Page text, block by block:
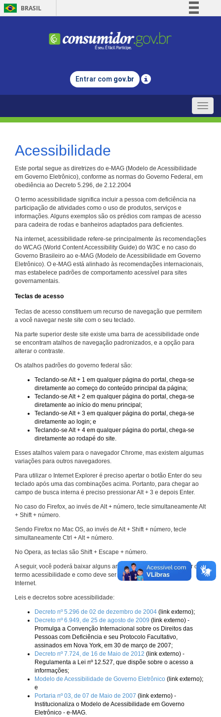
BRASIL
Comunica BR
Legislação
Entrar com gov.br
Toggle
Acessibilidade
Este portal segue as diretrizes do e-MAG (Modelo de Acessibilidade
em Governo Eletrônico), conforme as normas do Governo Federal, em
obediência ao Decreto 5.296, de 2.12.2004
O termo acessibilidade significa incluir a pessoa com deficiência na
participação de atividades como o uso de produtos, serviços e
informações. Alguns exemplos são os prédios com rampas de acesso
para cadeira de rodas e banheiros adaptados para deficientes.
Na internet, acessibilidade refere-se principalmente às recomendações
do WCAG (World Content Accessibility Guide) do W3C e no caso do
Governo Brasileiro ao e-MAG (Modelo de Acessibilidade em Governo
Eletrônico). O e-MAG está alinhado às recomendações internacionais,
mas estabelece padrões de comportamento acessível para sites
governamentais.
Teclas de acesso
Teclas de acesso constituem um recurso de navegação que permitem
a você navegar neste site com o seu teclado.
Na parte superior deste site existe uma barra de acessibilidade onde
se encontram atalhos de navegação padronizados, e a opção para
alterar o contraste.
Os atalhos padrões do governo federal são:
Teclando-se Alt + 1 em qualquer página do portal, chega-se
diretamente ao começo do conteúdo principal da página;
Teclando-se Alt + 2 em qualquer página do portal, chega-se
diretamente ao início do menu principal;
Teclando-se Alt + 3 em qualquer página do portal, chega-se
diretamente ao login; e
Teclando-se Alt + 4 em qualquer página do portal, chega-se
diretamente ao rodapé do site.
Esses atalhos valem para o navegador Chrome, mas existem algumas
variações para outros navegadores.
Para utilizar o Internet Explorer é preciso apertar o botão Enter do seu
teclado após uma das combinações acima. Portanto, para chegar ao
campo de busca interna é preciso pressionar Alt + 3 e depois Enter.
No caso do Firefox, ao invés de Alt + número, tecle simultaneamente Alt
+ Shift + número.
Sendo Firefox no Mac OS, ao invés de Alt + Shift + número, tecle
simultaneamente Ctrl + Alt + número.
No Opera, as teclas são Shift + Escape + número.
A seguir, você poderá baixar alguns arquivos que explicam melhor o
termo acessibilidade e como deve ser implementado nos sites da
Internet.
Leis e decretos sobre acessibilidade:
Decreto nº 5.296 de 02 de dezembro de 2004 (link externo);
Decreto nº 6.949, de 25 de agosto de 2009 (link externo) -
Promulga a Convenção Internacional sobre os Direitos das
Pessoas com Deficiência e seu Protocolo Facultativo,
assinados em Nova York, em 30 de março de 2007;
Decreto nº 7.724, de 16 de Maio de 2012 (link externo) -
Regulamenta a Lei nº 12.527, que dispõe sobre o acesso a
informações;
Modelo de Acessibilidade de Governo Eletrônico (link externo);
e
Portaria nº 03, de 07 de Maio de 2007 (link externo) -
Institucionaliza o Modelo de Acessibilidade em Governo
Eletrônico - e-MAG.